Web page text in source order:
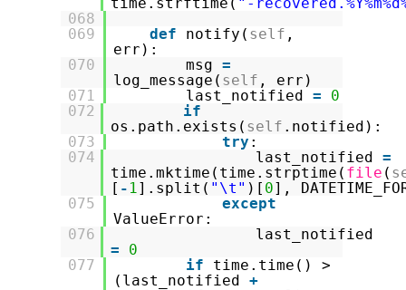
068
069
def notify( self ,
err):
070
msg =
log_message( self , err)
071
last_notified =
0
072
if
os.path.exists( self .notified):
073
try :
074
last_notified =
time.mktime(time.strptime( file (
[ - 1].split( "\t" )[ 0],
075
except
ValueError:
076
last_notified
=
0
077
if
time.time() >
(last_notified +